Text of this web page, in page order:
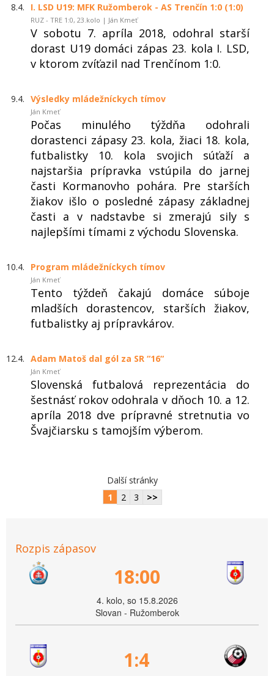
8.4. I. LSD U19: MFK Ružomberok - AS Trenčín 1:0 (1:0)
RUZ - TRE 1:0, 23.kolo | Ján Kmeť
V sobotu 7. apríla 2018, odohral starší
dorast U19 domáci zápas 23. kola I. LSD,
v ktorom zvíťazil nad Trenčínom 1:0.
9.4. Výsledky mládežníckych tímov
Ján Kmeť
Počas minulého týždňa odohrali
dorastenci zápasy 23. kola, žiaci 18. kola,
futbalistky 10. kola svojich súťaží a
najstaršia prípravka vstúpila do jarnej
časti Kormanovho pohára. Pre starších
žiakov išlo o posledné zápasy základnej
časti a v nadstavbe si zmerajú sily s
najlepšími tímami z východu Slovenska.
10.4. Program mládežníckych tímov
Ján Kmeť
Tento týždeň čakajú domáce súboje
mladších dorastencov, starších žiakov,
futbalistky aj prípravkárov.
12.4. Adam Matoš dal gól za SR “16“
Ján Kmeť
Slovenská futbalová reprezentácia do
šestnásť rokov odohrala v dňoch 10. a 12.
apríla 2018 dve prípravné stretnutia vo
Švajčiarsku s tamojším výberom.
Další stránky
1
2 3 >>
Rozpis zápasov
18:00
4. kolo, so 15.8.2026
Slovan - Ružomberok
1:4